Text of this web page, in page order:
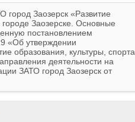
Заозерск «Развитие
Заозерске. Основные
постановлением
«Об утверждении
образования, культуры, спорта
деятельности на
ЗАТО город Заозерск от